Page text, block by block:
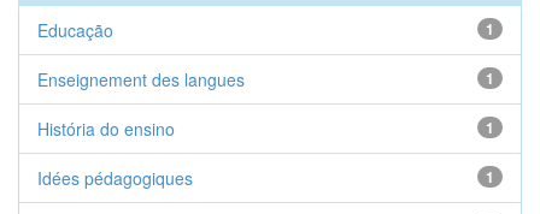
1
Educação
1
Enseignement des langues
1
História do ensino
1
Idées pédagogiques